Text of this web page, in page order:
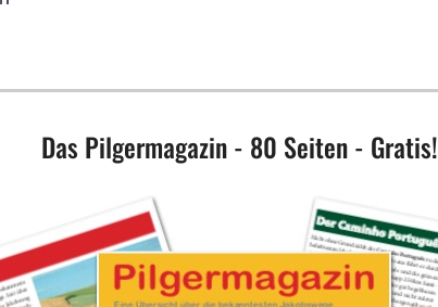
Das Pilgermagazin - 80 Seiten - Gratis!